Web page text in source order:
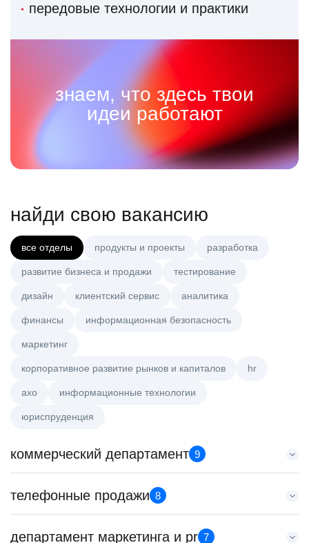
передовые технологии и практики
знаем, что здесь твои
идеи работают
найди свою вакансию
все отделы продукты и проекты разработка
развитие бизнеса и продажи тестирование
дизайн клиентский сервис аналитика
финансы информационная безопасность
маркетинг
корпоративное развитие рынков и капиталов hr
axo информационные технологии
юриспруденция
коммерческий департамент 9
Key Account Manager (EdTech)
HeadHunter::Коммерческий департамент
150000 ₽
телефонные продажи 8
Менеджер по продажам B2B (сегмент SMB)
департамент маркетинга и pr 7